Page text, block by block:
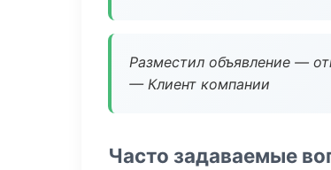
Разместил объявление —
— Клиент компании
Часто задаваемые